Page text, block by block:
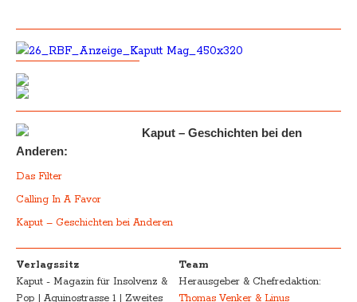
Kaput – Geschichten bei den
Anderen:
Das Filter
Calling In A Favor
Kaput – Geschichten bei Anderen
Verlagssitz
Kaput - Magazin für Insolvenz &
Pop | Aquinostrasse 1 | Zweites
Team
Herausgeber & Chefredaktion:
Thomas Venker & Linus